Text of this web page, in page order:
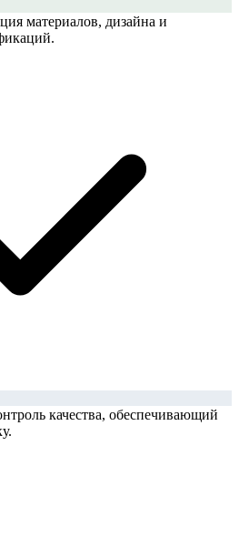
материалов, дизайна и
качества, обеспечивающий